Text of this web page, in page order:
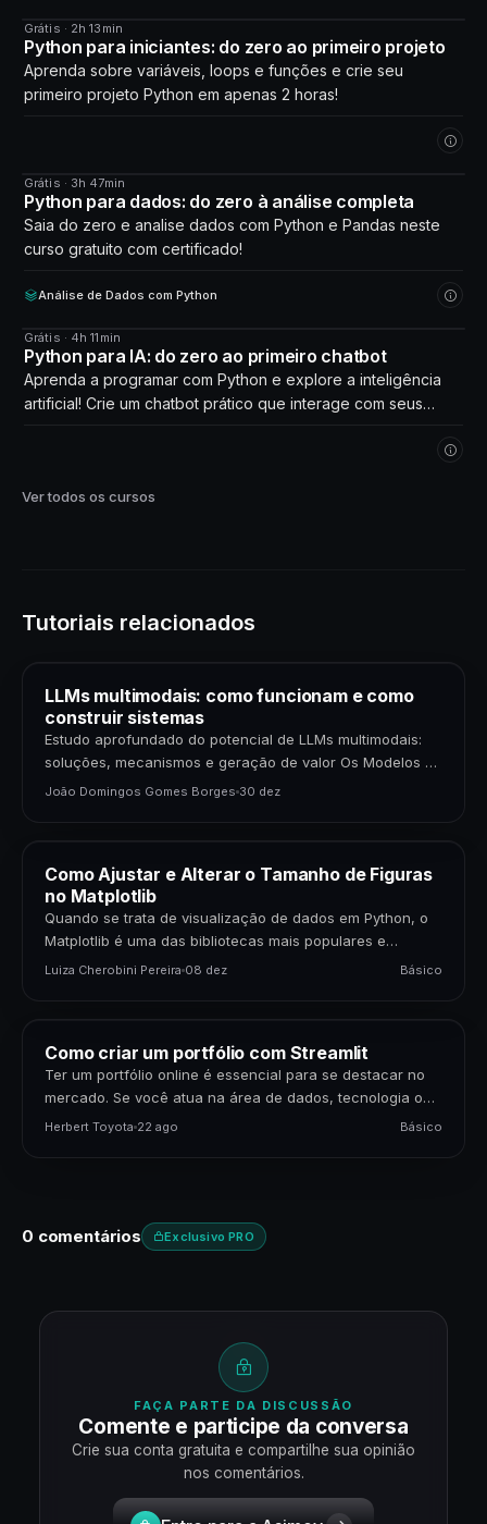
CURSO
Grátis · 2h 13min
Python para iniciantes: do zero ao primeiro projeto
Aprenda sobre variáveis, loops e funções e crie seu
primeiro projeto Python em apenas 2 horas!
CURSO
Grátis · 3h 47min
Python para dados: do zero à análise completa
Saia do zero e analise dados com Python e Pandas neste
curso gratuito com certificado!
Análise de Dados com Python
CURSO
Grátis · 4h 11min
Python para IA: do zero ao primeiro chatbot
Aprenda a programar com Python e explore a inteligência
artificial! Crie um chatbot prático que interage com seus
Ver todos os cursos
Tutoriais relacionados
LLMs multimodais: como funcionam e como
construir sistemas
Estudo aprofundado do potencial de LLMs multimodais:
soluções, mecanismos e geração de valor Os Modelos de
Linguagem de Grande Porte (LLMs) multimodais
João Domingos Gomes Borges 30 dez
Como Ajustar e Alterar o Tamanho de Figuras
no Matplotlib
Quando se trata de visualização de dados em Python, o
Matplotlib é uma das bibliotecas mais populares e
poderosas disponíveis. Para cientistas de dados,…
Luiza Cherobini Pereira 08 dez Básico
Como criar um portfólio com Streamlit
Ter um portfólio online é essencial para se destacar no
mercado. Se você atua na área de dados, tecnologia ou
negócios, apresentar seus projetos…
Herbert Toyota 22 ago Básico
0 comentários Exclusivo PRO
FAÇA PARTE DA DISCUSSÃO
Comente e participe da conversa
Crie sua conta gratuita e compartilhe sua opinião
nos comentários.